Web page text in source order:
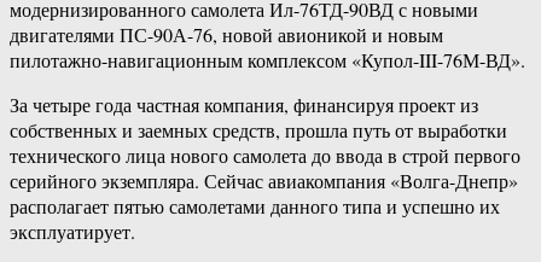
модернизированного самолета Ил-76ТД-90ВД с новыми
двигателями ПС-90А-76, новой авионикой и новым
пилотажно-навигационным комплексом «Купол-III-76М-ВД».
За четыре года частная компания, финансируя проект из
собственных и заемных средств, прошла путь от выработки
технического лица нового самолета до ввода в строй первого
серийного экземпляра. Сейчас авиакомпания «Волга-Днепр»
располагает пятью самолетами данного типа и успешно их
эксплуатирует.